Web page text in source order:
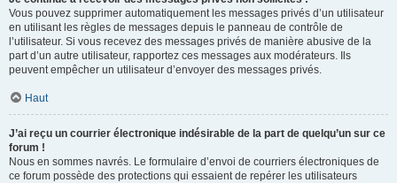
Vous pouvez supprimer automatiquement les messages privés d’un utilisateur
en utilisant les règles de messages depuis le panneau de contrôle de
l’utilisateur. Si vous recevez des messages privés de manière abusive de la
part d’un autre utilisateur, rapportez ces messages aux modérateurs. Ils
peuvent empêcher un utilisateur d’envoyer des messages privés.
Haut
J’ai reçu un courrier électronique indésirable de la part de quelqu’un sur ce
forum !
Nous en sommes navrés. Le formulaire d’envoi de courriers électroniques de
ce forum possède des protections qui essaient de repérer les utilisateurs